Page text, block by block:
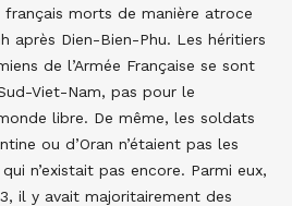
français morts de manière atroce
après Dien-Bien-Phu. Les héritiers
de l’Armée Française se sont
Viet-Nam, pas pour le
libre. De même, les soldats
ou d’Oran n’étaient pas les
n’existait pas encore. Parmi eux,
il y avait majoritairement des